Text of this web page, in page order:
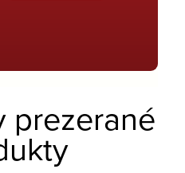
prezerané